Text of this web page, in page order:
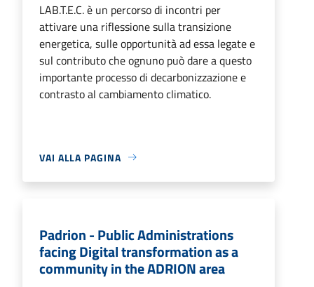
LAB.T.E.C. è un percorso di incontri per
attivare una riflessione sulla transizione
energetica, sulle opportunità ad essa legate e
sul contributo che ognuno può dare a questo
importante processo di decarbonizzazione e
contrasto al cambiamento climatico.
VAI ALLA PAGINA
Padrion - Public Administrations
facing Digital transformation as a
community in the ADRION area